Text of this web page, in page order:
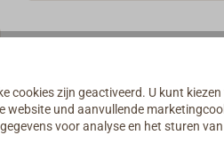
spleisen van modern touw
boordpraktijk:Touwkunde:
constructies, materialen,
cookies zijn geactiveerd. U kunt
website und aanvullende
voor analyse en het sturen